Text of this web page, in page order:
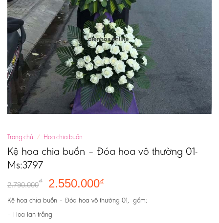
Trang chủ / Hoa chia buồn
Kệ hoa chia buồn – Đóa hoa vô thường 01-
Ms:3797
2.790.000₫ 2.550.000₫
Kệ hoa chia buồn – Đóa hoa vô thường 01, gồm:
– Hoa lan trắng